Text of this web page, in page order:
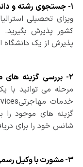
۱- جستجوی رشته و دانشگاه در استرالیا:
ویزای تحصیلی
کشور پذیرش
پذیرش از یک دانشگاه
۲- بررسی گزینه ­های موردنظر با کارشناسان موسسه:
مرحله می­ توانید با
گزینه­ های موجود را
شانس خود را برای
۳- مشورت با وکیل رسمی مهاجرت به استرالیا: